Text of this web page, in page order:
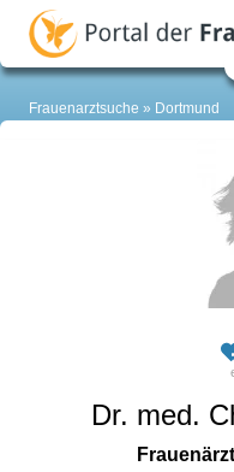
Frauenarztsuche Dortmund
Dr. med.